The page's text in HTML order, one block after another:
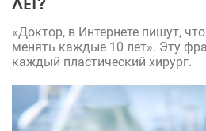
«Доктор, в Интернете пишут,
менять каждые 10 лет». Эту
каждый пластический хирург.